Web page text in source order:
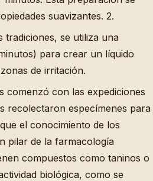
suavizantes. 2.
se utiliza una
para crear un líquido
de irritación.
comenzó con las expediciones
recolectaron especímenes para
el conocimiento de los
pilar de la farmacología
compuestos como taninos o
biológica, como se